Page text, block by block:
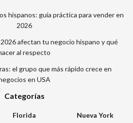
hispanos: guía práctica para vender en
2026
afectan tu negocio hispano y qué
al respecto
el grupo que más rápido crece en
en USA
Categorías
Florida
Nueva York